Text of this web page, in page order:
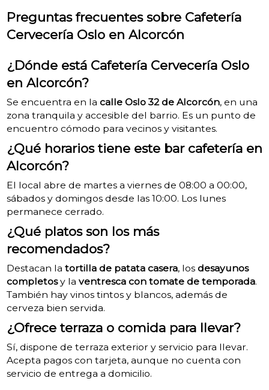
Preguntas frecuentes sobre Cafetería
Cervecería Oslo en Alcorcón
¿Dónde está Cafetería Cervecería Oslo
en Alcorcón?
Se encuentra en la calle Oslo 32 de Alcorcón, en una
zona tranquila y accesible del barrio. Es un punto de
encuentro cómodo para vecinos y visitantes.
¿Qué horarios tiene este bar cafetería en
Alcorcón?
El local abre de martes a viernes de 08:00 a 00:00,
sábados y domingos desde las 10:00. Los lunes
permanece cerrado.
¿Qué platos son los más
recomendados?
Destacan la tortilla de patata casera, los desayunos
completosy la ventresca con tomate de temporada.
También hay vinos tintos y blancos, además de
cerveza bien servida.
¿Ofrece terraza o comida para llevar?
Sí, dispone de terraza exterior y servicio para llevar.
Acepta pagos con tarjeta, aunque no cuenta con
servicio de entrega a domicilio.